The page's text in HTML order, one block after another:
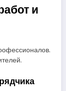
и